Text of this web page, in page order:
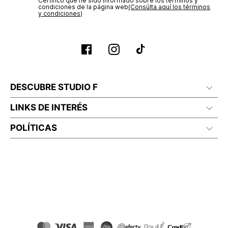
condiciones de la página web‎(Consúlta aquí los términos
y condiciones)
DESCUBRE STUDIO F
LINKS DE INTERÉS
POLÍTICAS